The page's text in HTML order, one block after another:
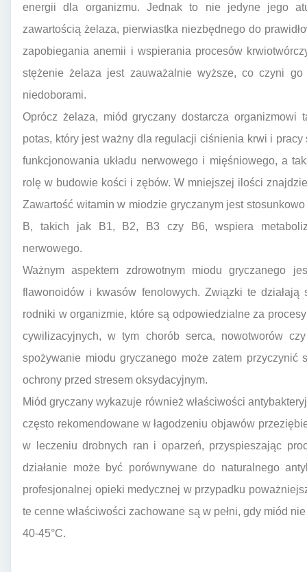
energii dla organizmu. Jednak to nie jedyne jego
zawartością żelaza, pierwiastka niezbędnego do
zapobiegania anemii i wspierania procesów
stężenie żelaza jest zauważalnie wyższe, co czyni
niedoborami.
Oprócz żelaza, miód gryczany dostarcza organizmowi
potas, który jest ważny dla regulacji ciśnienia krwi i
funkcjonowania układu nerwowego i mięśniowego, a
rolę w budowie kości i zębów. W mniejszej ilości
Zawartość witamin w miodzie gryczanym jest
B, takich jak B1, B2, B3 czy B6, wspiera
nerwowego.
Ważnym aspektem zdrowotnym miodu gryczanego
flawonoidów i kwasów fenolowych. Związki te
rodniki w organizmie, które są odpowiedzialne za
cywilizacyjnych, w tym chorób serca, nowotworów
spożywanie miodu gryczanego może zatem
ochrony przed stresem oksydacyjnym.
Miód gryczany wykazuje również właściwości
często rekomendowane w łagodzeniu objawów
w leczeniu drobnych ran i oparzeń, przyspieszając
działanie może być porównywane do naturalnego
profesjonalnej opieki medycznej w przypadku
te cenne właściwości zachowane są w pełni, gdy miód
40-45°C.